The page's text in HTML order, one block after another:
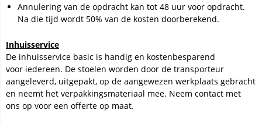
Annulering van de opdracht kan tot 48 uur voor opdracht.
Na die tijd wordt 50% van de kosten doorberekend.
Inhuisservice
De inhuisservice basic is handig en kostenbesparend
voor iedereen. De stoelen worden door de transporteur
aangeleverd, uitgepakt, op de aangewezen werkplaats gebracht
en neemt het verpakkingsmateriaal mee. Neem contact met
ons op voor een offerte op maat.